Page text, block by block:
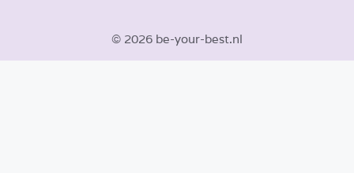
© 2026 be-your-best.nl